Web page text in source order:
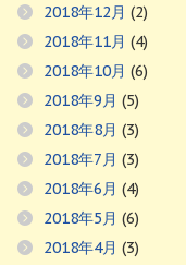
2018年12月 (2)
2018年11月 (4)
2018年10月 (6)
2018年9月 (5)
2018年8月 (3)
2018年7月 (3)
2018年6月 (4)
2018年5月 (6)
2018年4月 (3)